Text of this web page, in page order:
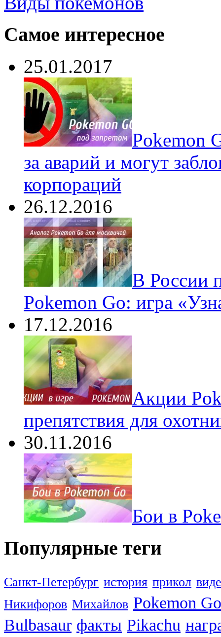
Самое интересное
25.01.2017
Pokеmon
за аварий и могут
корпораций
26.12.2016
В России
Pokemon Go: игра
17.12.2016
Акции
препятствия для
30.11.2016
Бои в
Популярные теги
Санкт-Петербург история прикол
Никифоров Михайлов Pokemon Go
Bulbasaur факты Pikachu